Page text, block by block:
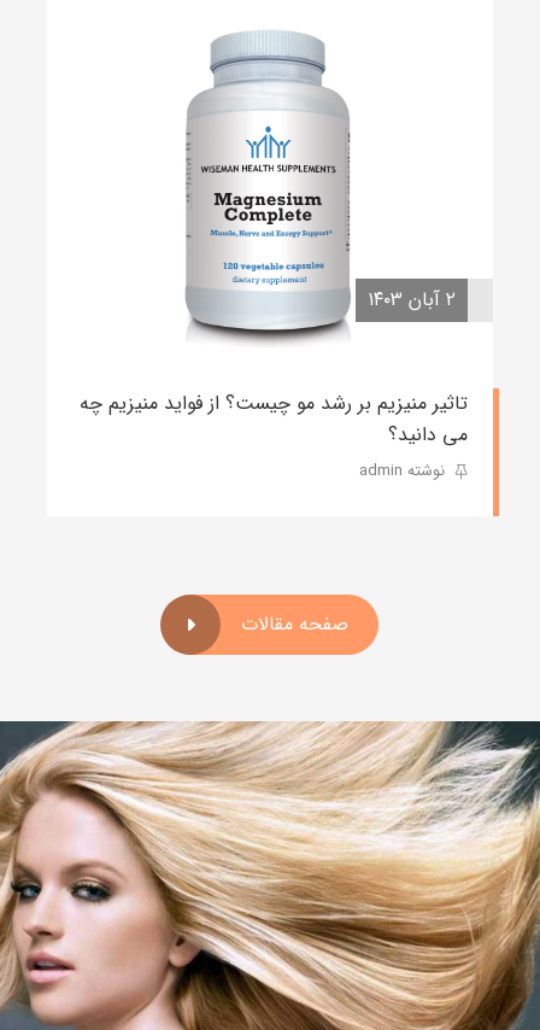
۲ آبان ۱۴۰۳
تاثیر منیزیم بر رشد مو چیست؟ از فواید منیزیم چه
می دانید؟
نوشته admin
صفحه مقالات